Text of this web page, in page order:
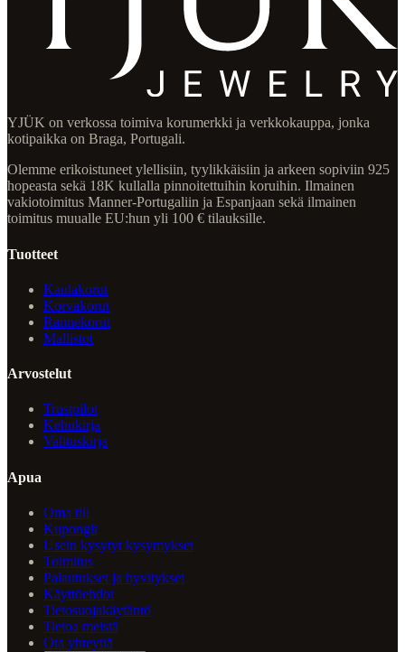
YJÜK on verkossa toimiva korumerkki ja verkkokauppa, jonka
kotipaikka on Braga, Portugali.
Olemme erikoistuneet ylellisiin, tyylikkäisiin ja arkeen sopiviin 925
hopeasta sekä 18K kullalla pinnoitettuihin koruihin. Ilmainen
vakiotoimitus Manner-Portugaliin ja Espanjaan sekä ilmainen
toimitus muualle EU:hun yli 100 € tilauksille.
Tuotteet
Kaulakorut
Korvakorut
Rannekorut
Mallistot
Arvostelut
Trustpilot
Kehukirja
Valituskirja
Apua
Oma tili
Kupongit
Usein kysytyt kysymykset
Toimitus
Palautukset ja hyvitykset
Käyttöehdot
Tietosuojakäytäntö
Tietoa meistä
Ota yhteyttä